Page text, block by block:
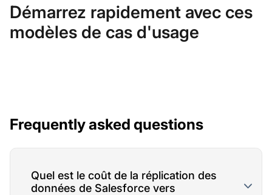
Démarrez rapidement avec ces
modèles de cas d'usage
Frequently asked questions
Quel est le coût de la réplication des
données de Salesforce vers